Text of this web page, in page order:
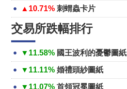
▲10.71% 刺蝟蟲卡片
交易所跌幅排行
▼11.58% 國王波利的憂鬱圖紙
▼11.11% 婚禮頭紗圖紙
▼11.07% 首領冠冕圖紙